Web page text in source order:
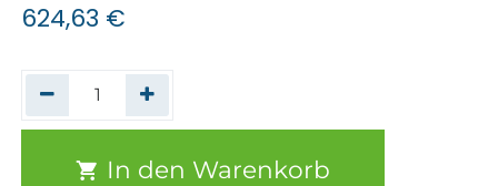
624,63 €
In den Warenkorb